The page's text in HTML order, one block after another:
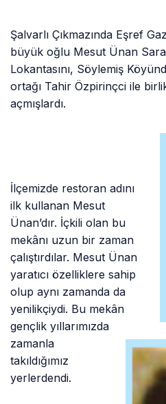
Şalvarlı Çıkmazında Eşref
büyük oğlu Mesut Ünan
Lokantasını, Söylemiş
ortağı Tahir Özpirinçci ile
açmışlardı.
İlçemizde restoran adını
ilk kullanan Mesut
Ünan’dır. İçkili olan bu
mekânı uzun bir zaman
çalıştırdılar. Mesut Ünan
yaratıcı özelliklere sahip
olup aynı zamanda da
yenilikçiydi. Bu mekân
gençlik yıllarımızda
zamanla
takıldığımız
yerlerdendi.